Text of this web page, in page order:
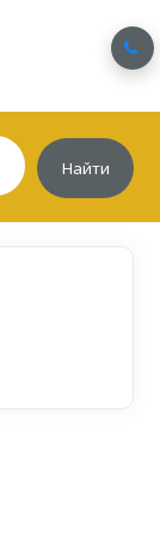
Найти